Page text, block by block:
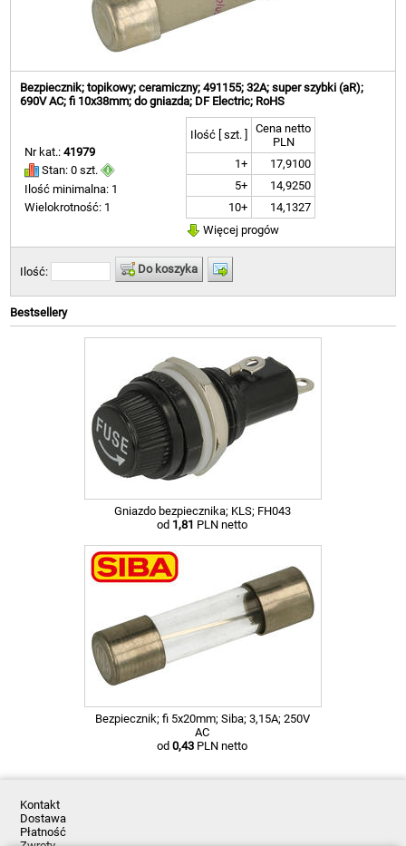
Bezpiecznik; topikowy; ceramiczny; 491155; 32A; super szybki (aR);
690V AC; fi 10x38mm; do gniazda; DF Electric; RoHS
Nr kat.:41979
Stan: 0 szt.
Ilość minimalna: 1
Wielokrotność: 1
Ilość [ szt. ]
Cena netto
PLN
1+
17,9100
5+
14,9250
10+
14,1327
Więcej progów
Ilość: Do koszyka
Bestsellery
Gniazdo bezpiecznika; KLS; FH043
od 1,81 PLN netto
Bezpiecznik; fi 5x20mm; Siba; 3,15A; 250V
AC
od 0,43 PLN netto
Kontakt
Dostawa
Płatność